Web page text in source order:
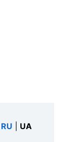
RU UA